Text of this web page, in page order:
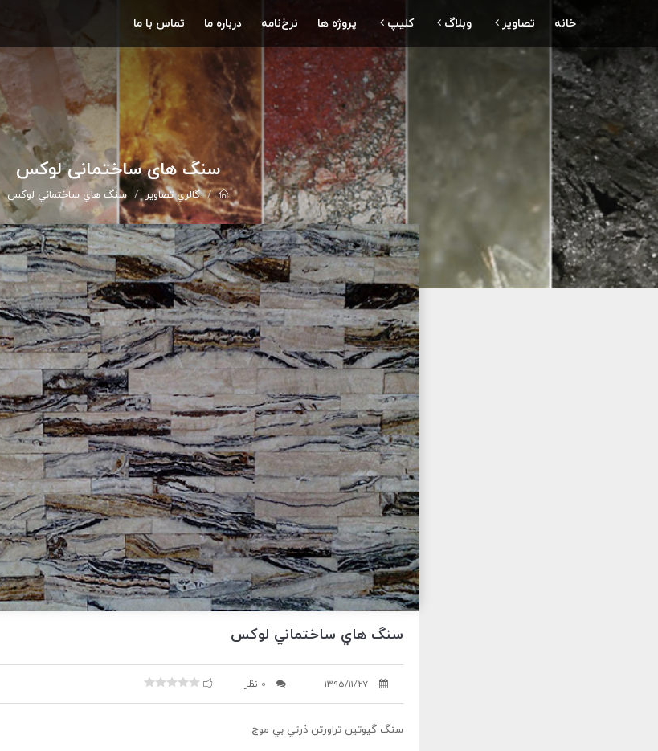
خانه تصاویر وبلاگ کلیپ پروژه ها نرخ‌نامه درباره ما تماس با ما
سنگ هاي ساختماني لوکس
گالري تصاوير سنگ هاي ساختماني لوکس
سنگ هاي ساختماني لوکس
1395/11/27 0 نظر
سنگ گيوتين تراورتن ذرتي بي موج